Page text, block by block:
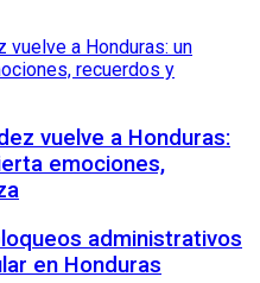
vuelve a Honduras:
emociones,
administrativos
en Honduras